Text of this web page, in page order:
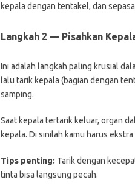
kepala dengan tentakel, dan
Langkah 2 — Pisahkan
Ini adalah langkah paling krusial
lalu tarik kepala (bagian dengan
samping.
Saat kepala tertarik keluar, organ
kepala. Di sinilah kamu harus
Tips penting: Tarik dengan
tinta bisa langsung pecah.